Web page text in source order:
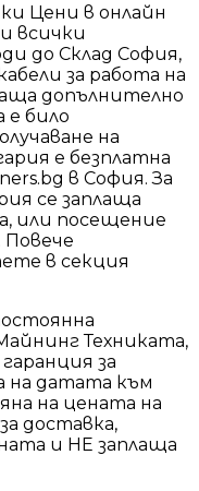
Цени в онлайн
всички
до Склад София,
за работа на
допълнително
е било
на
е безплатна
в София. За
се заплаща
или посещение
в секция
Техниката,
за
на датата към
на цената на
доставка,
и НЕ заплаща